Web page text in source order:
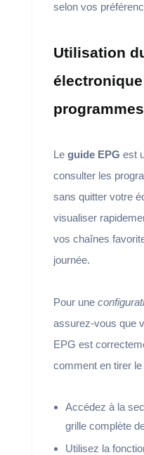
selon vos
Utilisation
Le guide EPG est
consulter les
sans quitter votre
visualiser
vos chaînes
journée.
Pour une
assurez-vous que
EPG est
comment en tirer
Accédez à la
grille complète
Utilisez la